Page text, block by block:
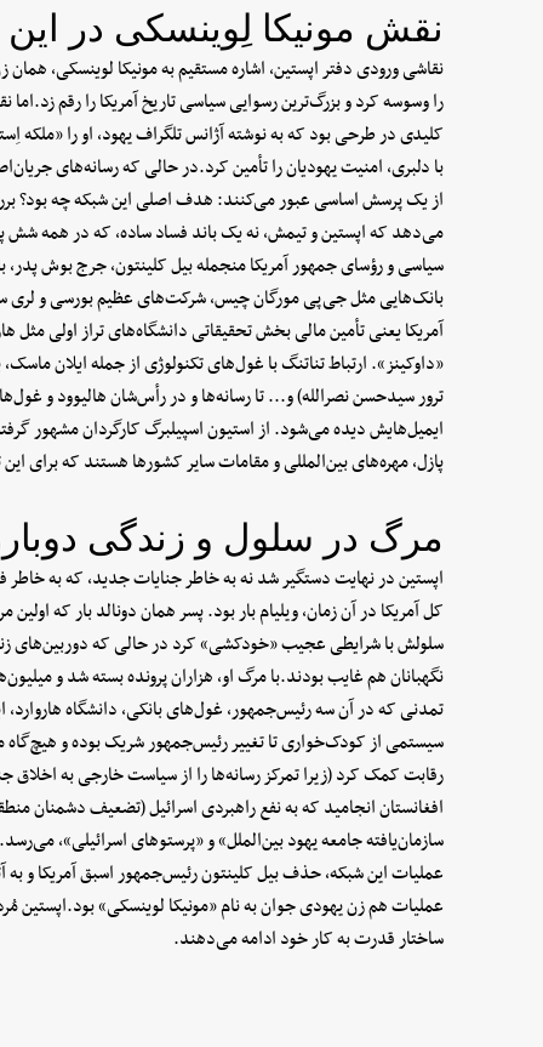
نقش مونیکا لِوینسکی در
نقاشی ورودی دفتر اپستین، اشاره مستقیم به مونیکا لوینسکی،
را وسوسه کرد و بزرگ‌ترین رسوایی سیاسی تاریخ آمریکا را رقم
کلیدی در طرحی بود که به نوشته آژانس تلگراف یهود، او را «ملکه
با دلبری، امنیت یهودیان را تأمین کرد.در حالی که رسانه‌های
از یک پرسش اساسی عبور می‌کنند: هدف اصلی این شبکه چه بود؟
می‌دهد که اپستین و تیمش، نه یک باند فساد ساده، که در همه شش
سیاسی و رؤسای جمهور آمریکا منجمله بیل کلینتون، جرج بوش پدر،
بانک‌هایی مثل جی‌پی مورگان چیس، شرکت‌های عظیم بورسی و لری
آمریکا یعنی تأمین مالی بخش تحقیقاتی دانشگاه‌های تراز اولی مثل
«داوکینز». ارتباط تناتنگ با غول‌های تکنولوژی از جمله ایلان
ترور سیدحسن نصرالله) و... تا رسانه‌ها و در رأس‌شان هالیوود و
ایمیل‌هایش دیده می‌شود. از استیون اسپیلبرگ کارگردان مشهور
پازل، مهره‌های بین‌المللی و مقامات سایر کشورها هستند که برای
مرگ در سلول و زندگی
اپستین در نهایت دستگیر شد نه به خاطر جنایات جدید، که به خاطر
کل آمریکا در آن زمان، ویلیام بار بود. پسر همان دونالد بار که
سلولش با شرایطی عجیب «خودکشی» کرد در حالی که دوربین‌های
نگهبانان هم غایب بودند.با مرگ او، هزاران پرونده بسته شد و
تمدنی که در آن سه رئیس‌جمهور، غول‌های بانکی، دانشگاه
سیستمی از کودک‌خواری تا تغییر رئیس‌جمهور شریک بوده و
رقابت کمک کرد (زیرا تمرکز رسانه‌ها را از سیاست خارجی به
افغانستان انجامید که به نفع راهبردی اسرائیل (تضعیف دشمنان
سازمان‌یافته جامعه یهود بین‌الملل» و «پرستوهای اسرائیلی»،
عملیات این شبکه، حذف بیل کلینتون رئیس‌جمهور اسبق آمریکا و به
عملیات هم زن یهودی جوان به نام «مونیکا لوینسکی» بود.اپستین
ساختار قدرت به کار خود ادامه می‌دهند.